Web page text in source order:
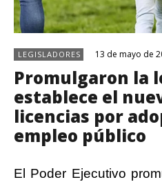
LEGISLADORES 13 de mayo de
Promulgaron la
establece el
licencias por
empleo público
El Poder Ejecutivo